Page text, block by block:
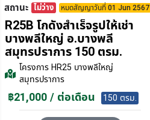
สถานะ ไม่ว่าง หมดสัญญาวันที่ 01 Jun 2567
R25B โกดังสำเร็จรูปให้เช่า
บางพลีใหญ่ อ.บางพลี
สมุทรปราการ 150 ตรม.
โครงการHR25 บางพลีใหญ่
สมุทรปราการ
฿21,000 / ต่อเดือน 150 ตรม.